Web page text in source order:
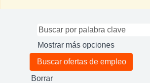
Mostrar más opciones
Borrar